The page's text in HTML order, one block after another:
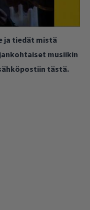
ja tiedät mistä
musiikin
tästä.